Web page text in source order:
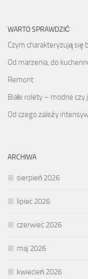
WARTO SPRAWDZIĆ
Czym charakteryzują się
Od marzenia, do
Remont
Białe rolety – modne
Od czego zależy
ARCHIWA
sierpień 2026
lipiec 2026
czerwiec 2026
maj 2026
kwiecień 2026